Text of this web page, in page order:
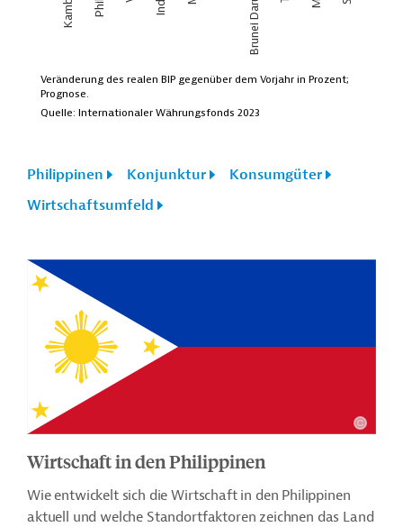
Philippinen Konjunktur
Konsumgüter
Wirtschaftsumfeld
Wirtschaft in den Philippinen
Wie entwickelt sich die Wirtschaft in den Philippinen
aktuell und welche Standortfaktoren zeichnen das Land